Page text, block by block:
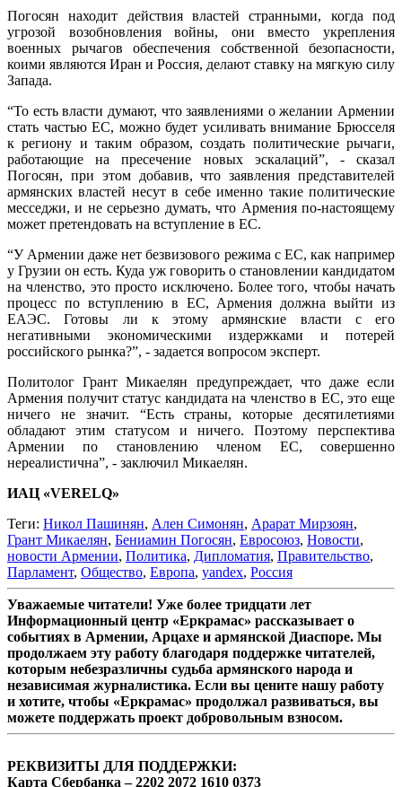
Погосян находит действия властей странными, когда под
угрозой возобновления войны, они вместо укрепления
военных рычагов обеспечения собственной безопасности,
коими являются Иран и Россия, делают ставку на мягкую силу
Запада.
“То есть власти думают, что заявлениями о желании Армении
стать частью ЕС, можно будет усиливать внимание Брюсселя
к региону и таким образом, создать политические рычаги,
работающие на пресечение новых эскалаций”, - сказал
Погосян, при этом добавив, что заявления представителей
армянских властей несут в себе именно такие политические
месседжи, и не серьезно думать, что Армения по-настоящему
может претендовать на вступление в ЕС.
“У Армении даже нет безвизового режима с ЕС, как например
у Грузии он есть. Куда уж говорить о становлении кандидатом
на членство, это просто исключено. Более того, чтобы начать
процесс по вступлению в ЕС, Армения должна выйти из
ЕАЭС. Готовы ли к этому армянские власти с его
негативными экономическими издержками и потерей
российского рынка?”, - задается вопросом эксперт.
Политолог Грант Микаелян предупреждает, что даже если
Армения получит статус кандидата на членство в ЕС, это еще
ничего не значит. “Есть страны, которые десятилетиями
обладают этим статусом и ничего. Поэтому перспектива
Армении по становлению членом ЕС, совершенно
нереалистична”, - заключил Микаелян.
ИАЦ «VERELQ»
Теги: Никол Пашинян, Ален Симонян, Арарат Мирзоян,
Грант Микаелян, Бениамин Погосян, Евросоюз, Новости,
новости Армении, Политика, Дипломатия, Правительство,
Парламент, Общество, Европа, yandex, Россия
Уважаемые читатели! Уже более тридцати лет
Информационный центр «Еркрамас» рассказывает о
событиях в Армении, Арцахе и армянской Диаспоре. Мы
продолжаем эту работу благодаря поддержке читателей,
которым небезразличны судьба армянского народа и
независимая журналистика. Если вы цените нашу работу
и хотите, чтобы «Еркрамас» продолжал развиваться, вы
можете поддержать проект добровольным взносом.
РЕКВИЗИТЫ ДЛЯ ПОДДЕРЖКИ:
Карта Сбербанка – 2202 2072 1610 0373